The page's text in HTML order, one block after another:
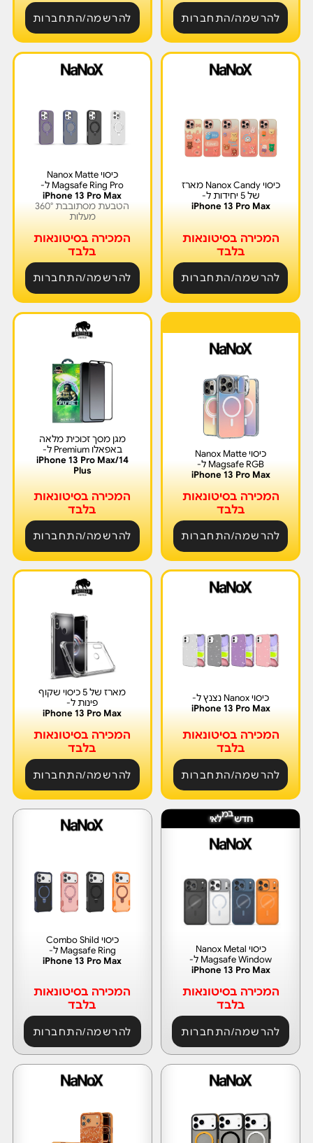
חדשבמלאי
כיסוי Nanox Metal
Magsafe Window ל-
iPhone 13 Pro Max
המכירה בסיטונאות
בלבד
להרשמה/התחברות
כיסוי Combo Shild
Magsafe Ring ל-
iPhone 13 Pro Max
המכירה בסיטונאות
בלבד
להרשמה/התחברות
להרשמה/התחברות להרשמה/התחברות
כיסוי Nanox Candy מארז
של 5 יחידות ל-
iPhone 13 Pro Max
המכירה בסיטונאות
בלבד
להרשמה/התחברות
כיסוי Nanox Matte
Magsafe Ring Pro ל-
iPhone 13 Pro Max
הטבעת מסתובבת 360°
מעלות
המכירה בסיטונאות
בלבד
להרשמה/התחברות
כיסוי Nanox Matte
Magsafe RGB ל-
iPhone 13 Pro Max
המכירה בסיטונאות
בלבד
להרשמה/התחברות
מגן מסך זכוכית מלאה
באפאלו Premium ל-
iPhone 13 Pro Max/14
Plus
המכירה בסיטונאות
בלבד
להרשמה/התחברות
כיסוי Nanox נצנץ ל-
iPhone 13 Pro Max
המכירה בסיטונאות
בלבד
להרשמה/התחברות
מארז של 5 כיסוי שקוף
פינות ל-
iPhone 13 Pro Max
המכירה בסיטונאות
בלבד
להרשמה/התחברות